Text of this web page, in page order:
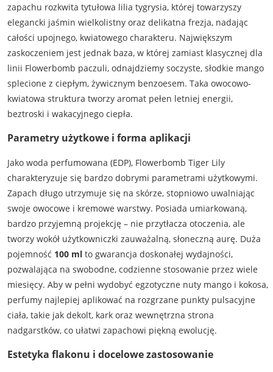
zapachu rozkwita tytułowa lilia tygrysia, której towarzyszy
elegancki jaśmin wielkolistny oraz delikatna frezja, nadając
całości upojnego, kwiatowego charakteru. Największym
zaskoczeniem jest jednak baza, w której zamiast klasycznej dla
linii Flowerbomb paczuli, odnajdziemy soczyste, słodkie mango
splecione z ciepłym, żywicznym benzoesem. Taka owocowo-
kwiatowa struktura tworzy aromat pełen letniej energii,
beztroski i wakacyjnego ciepła.
Parametry użytkowe i forma aplikacji
Jako woda perfumowana (EDP), Flowerbomb Tiger Lily
charakteryzuje się bardzo dobrymi parametrami użytkowymi.
Zapach długo utrzymuje się na skórze, stopniowo uwalniając
swoje owocowe i kremowe warstwy. Posiada umiarkowaną,
bardzo przyjemną projekcję – nie przytłacza otoczenia, ale
tworzy wokół użytkowniczki zauważalną, słoneczną aurę. Duża
pojemność 100 mlto gwarancja doskonałej wydajności,
pozwalająca na swobodne, codzienne stosowanie przez wiele
miesięcy. Aby w pełni wydobyć egzotyczne nuty mango i kokosa,
perfumy najlepiej aplikować na rozgrzane punkty pulsacyjne
ciała, takie jak dekolt, kark oraz wewnętrzna strona
nadgarstków, co ułatwi zapachowi piękną ewolucję.
Estetyka flakonu i docelowe zastosowanie